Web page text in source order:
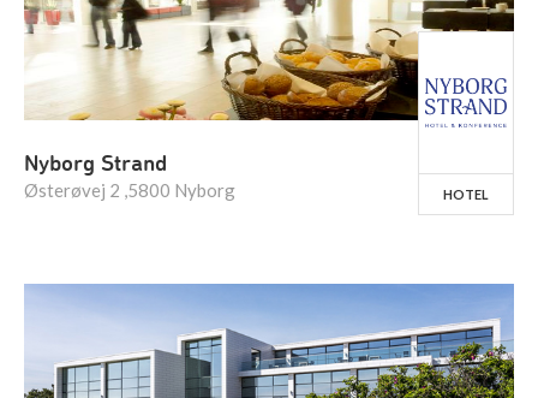
Nyborg Strand
Østerøvej 2 ,5800 Nyborg HOTEL